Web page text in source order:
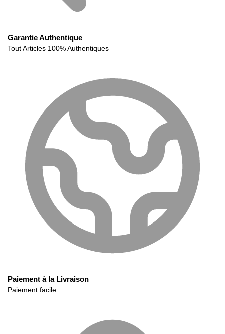
Garantie Authentique
Tout Articles 100% Authentiques
Paiement à la Livraison
Paiement facile